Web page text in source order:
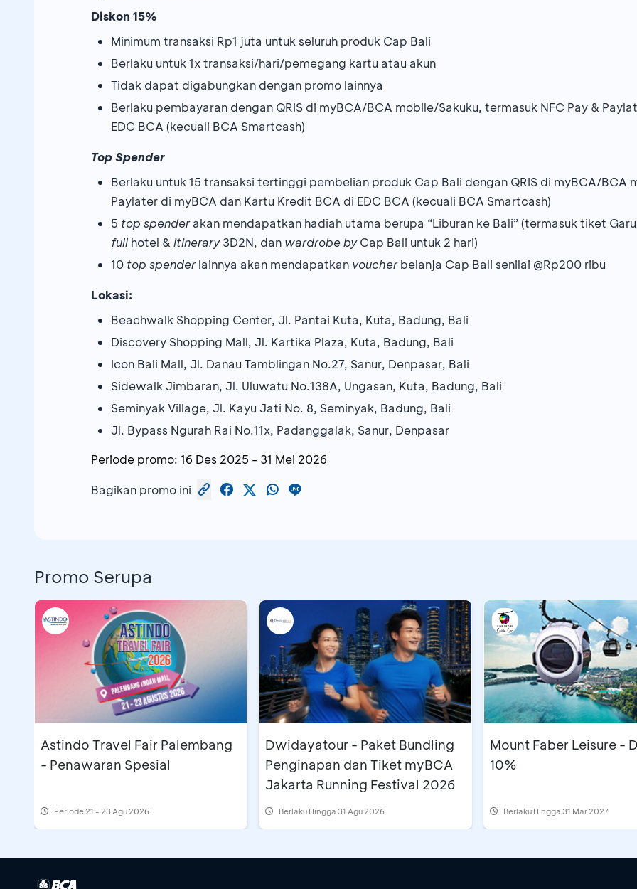
Diskon 15%
Minimum transaksi Rp1 juta untuk seluruh produk Cap Bali
Berlaku untuk 1x transaksi/hari/pemegang kartu atau akun
Tidak dapat digabungkan dengan promo lainnya
Berlaku pembayaran dengan QRIS di myBCA/BCA mobile/Sakuku, termasuk NFC Pay &
EDC BCA (kecuali BCA Smartcash)
Top Spender
Berlaku untuk 15 transaksi tertinggi pembelian produk Cap Bali dengan QRIS di myBCA/BCA
Paylater di myBCA dan Kartu Kredit BCA di EDC BCA (kecuali BCA Smartcash)
5 top spenderakan mendapatkan hadiah utama berupa “Liburan ke Bali” (termasuk tiket
full hotel & itinerary3D2N, dan wardrobe byCap Bali untuk 2 hari)
10 top spenderlainnya akan mendapatkan voucherbelanja Cap Bali senilai @Rp200 ribu
Lokasi:
Beachwalk Shopping Center, Jl. Pantai Kuta, Kuta, Badung, Bali
Discovery Shopping Mall, Jl. Kartika Plaza, Kuta, Badung, Bali
Icon Bali Mall, Jl. Danau Tamblingan No.27, Sanur, Denpasar, Bali
Sidewalk Jimbaran, Jl. Uluwatu No.138A, Ungasan, Kuta, Badung, Bali
Seminyak Village, Jl. Kayu Jati No. 8, Seminyak, Badung, Bali
Jl. Bypass Ngurah Rai No.11x, Padanggalak, Sanur, Denpasar
Periode promo: 16 Des 2025 - 31 Mei 2026
Bagikan promo ini
Promo Serupa
Astindo Travel Fair Palembang
- Penawaran Spesial
Periode21 - 23 Agu 2026
Dwidayatour - Paket Bundling
Penginapan dan Tiket myBCA
Jakarta Running Festival 2026
Berlaku Hingga 31 Agu 2026
Mount Faber Leisure -
10%
Berlaku Hingga 31 Mar 2027